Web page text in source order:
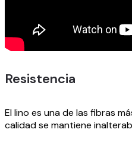
Resistencia
El lino es una de las fibras
calidad se mantiene